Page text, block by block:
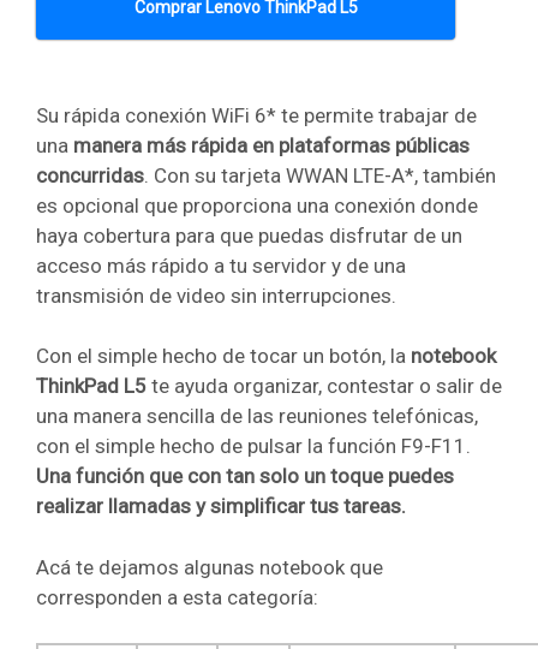
Comprar Lenovo ThinkPad L5
Su rápida conexión WiFi 6* te permite trabajar de
una manera más rápida en plataformas públicas
concurridas. Con su tarjeta WWAN LTE-A*, también
es opcional que proporciona una conexión donde
haya cobertura para que puedas disfrutar de un
acceso más rápido a tu servidor y de una
transmisión de video sin interrupciones.
Con el simple hecho de tocar un botón, la notebook
ThinkPad L5 te ayuda organizar, contestar o salir de
una manera sencilla de las reuniones telefónicas,
con el simple hecho de pulsar la función F9-F11.
Una función que con tan solo un toque puedes
realizar llamadas y simplificar tus tareas.
Acá te dejamos algunas notebook que
corresponden a esta categoría: